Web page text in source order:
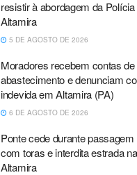
resistir à abordagem da
Altamira
5 DE AGOSTO DE 2026
Moradores recebem contas
abastecimento e denunciam
indevida em Altamira (PA)
6 DE AGOSTO DE 2026
Ponte cede durante
com toras e interdita estrada
Altamira